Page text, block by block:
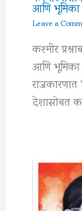
आणि
Leave a
कश्मीर
आणि भूमिका
देशासोबत